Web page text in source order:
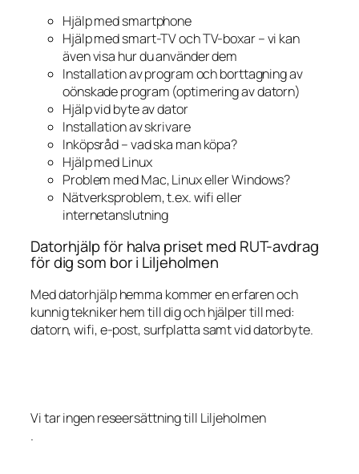
Hjälp med smartphone
Hjälp med smart-TV och TV-boxar – vi kan
även visa hur du använder dem
Installation av program och borttagning av
oönskade program (optimering av datorn)
Hjälp vid byte av dator
Installation av skrivare
Inköpsråd – vad ska man köpa?
Hjälp med Linux
Problem med Mac, Linux eller Windows?
Nätverksproblem, t.ex. wifi eller
internetanslutning
Datorhjälp för halva priset med RUT-avdrag
för dig som bor i Liljeholmen
Med datorhjälp hemma kommer en erfaren och
kunnig tekniker hem till dig och hjälper till med:
datorn, wifi, e-post, surfplatta samt vid datorbyte.
Vi tar ingen reseersättning till Liljeholmen
.